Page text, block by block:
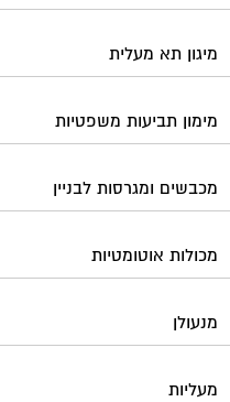
מיגון תא מעלית
מימון תביעות משפטיות
מכבשים ומגרסות לבניין
מכולות אוטומטיות
מנעולן
מעליות